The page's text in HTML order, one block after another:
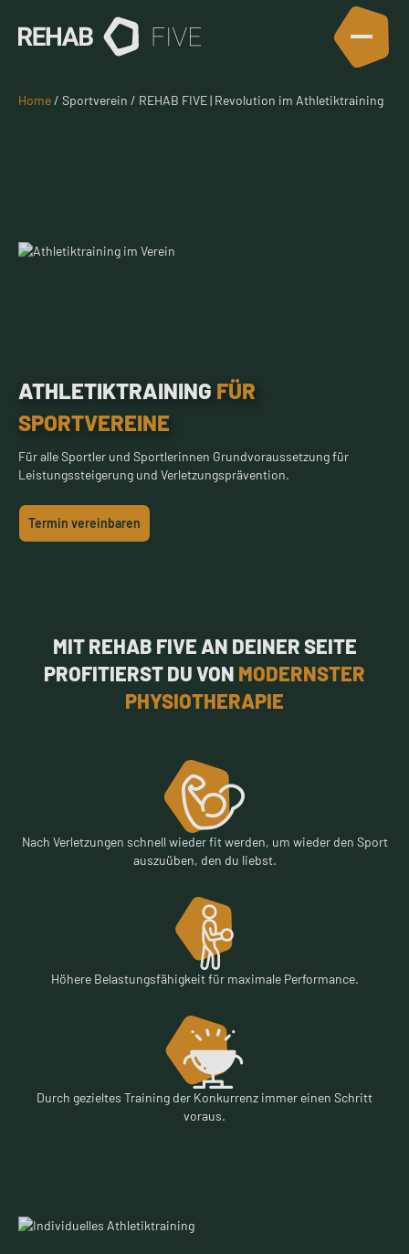
Home / Sportverein / REHAB FIVE | Revolution im Athletiktraining
ATHLETIKTRAINING FÜR
SPORTVEREINE
Für alle Sportler und Sportlerinnen Grundvoraussetzung für
Leistungssteigerung und Verletzungsprävention.
Termin vereinbaren
MIT REHAB FIVE AN DEINER SEITE
PROFITIERST DU VON MODERNSTER
PHYSIOTHERAPIE
Nach Verletzungen schnell wieder fit werden, um wieder den Sport
auszuüben, den du liebst.
Höhere Belastungsfähigkeit für maximale Performance.
Durch gezieltes Training der Konkurrenz immer einen Schritt
voraus.